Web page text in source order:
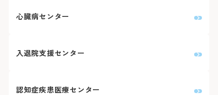
心臓病センター
入退院支援センター
認知症疾患医療センター